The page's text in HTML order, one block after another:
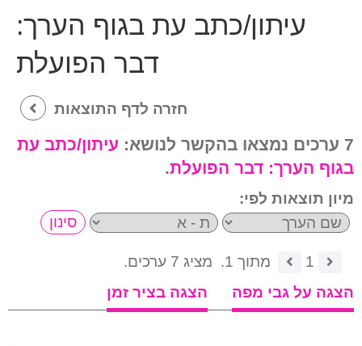
עיתון/כתב עת בגוף הערך:
דבר הפועלת
חזרה לדף התוצאות
7 ערכים נמצאו בהקשר לנושא:
עיתון/כתב עת
בגוף הערך: דבר הפועלת.
מיון תוצאות לפי:
1 מתוך 1.
מציג 7 ערכים.
הצגה על גבי מפה
הצגה בציר זמן